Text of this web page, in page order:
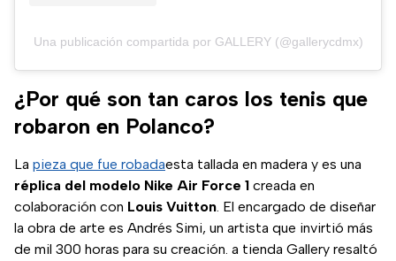
Una publicación compartida por GALLERY (@gallerycdmx)
¿Por qué son tan caros los tenis que
robaron en Polanco?
La pieza que fue robadaesta tallada en madera y es una
réplica del modelo Nike Air Force 1 creada en
colaboración con Louis Vuitton. El encargado de diseñar
la obra de arte es Andrés Simi, un artista que invirtió más
de mil 300 horas para su creación. a tienda Gallery resaltó